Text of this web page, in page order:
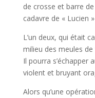
de crosse et barre
cadavre de « Lucien
L’un deux, qui était
milieu des meules
Il pourra s’échapper
violent et bruyant
Alors qu’une